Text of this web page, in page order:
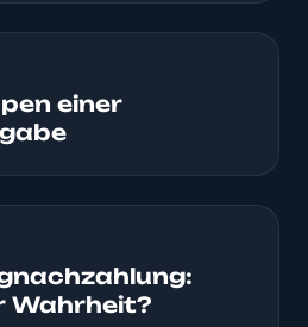
einer
Wahrheit?